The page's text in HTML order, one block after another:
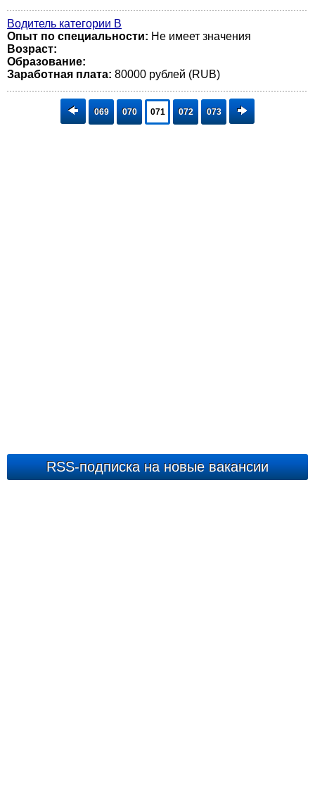
Водитель категории В
Опыт по специальности: Не имеет значения
Возраст:
Образование:
Заработная плата: 80000 рублей (RUB)
069 070 071 072 073
RSS-подписка на новые вакансии